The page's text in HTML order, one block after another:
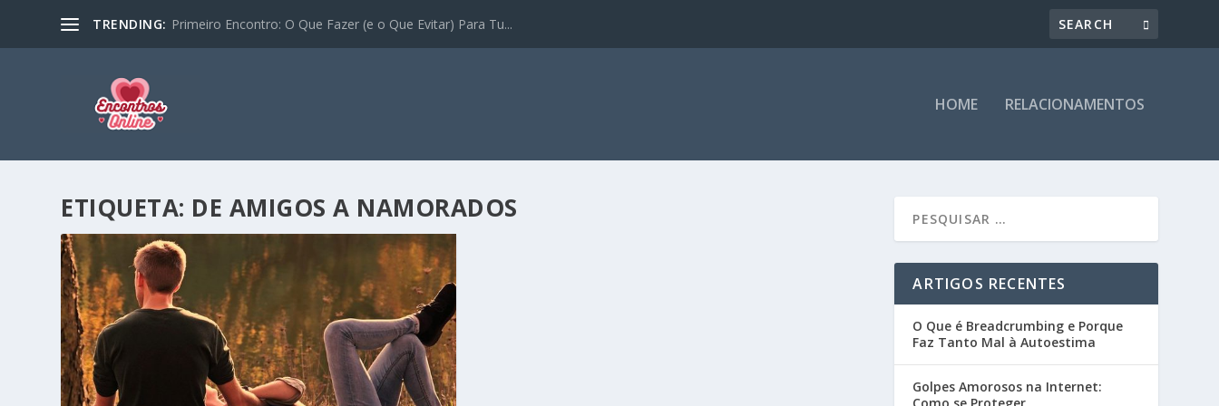
TRENDING: Primeiro Encontro: O Que Fazer (e o Que Evitar) Para Tu...
HOME RELACIONAMENTOS
ETIQUETA: DE AMIGOS A NAMORADOS
ARTIGOS RECENTES
O Que é Breadcrumbing e Porque
Faz Tanto Mal à Autoestima
Golpes Amorosos na Internet: